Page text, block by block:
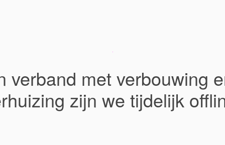
verband met verbouwing
zijn we tijdelijk